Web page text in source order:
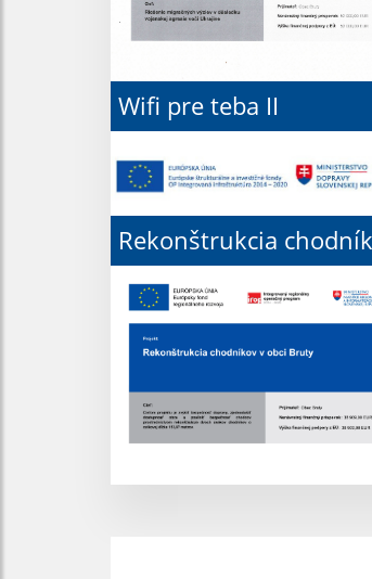
Wifi pre teba II
Rekonštrukcia